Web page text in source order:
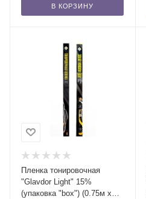
В КОРЗИНУ
Пленка тонировочная
"Glavdor Light" 15%
(упаковка "box") (0.75м х